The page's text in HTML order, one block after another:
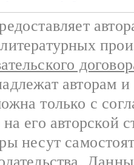
авторам
только с
его авторской
несут
.